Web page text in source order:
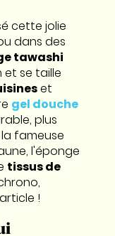
cette jolie
dans des
tawashi
se taille
et
gel douche
plus
fameuse
l'éponge
tissus de
!